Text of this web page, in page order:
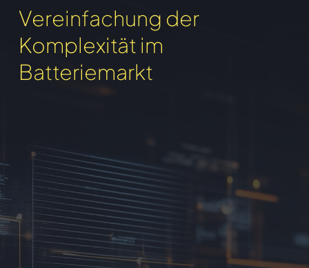
Vereinfachung der
Komplexität im
Batteriemarkt